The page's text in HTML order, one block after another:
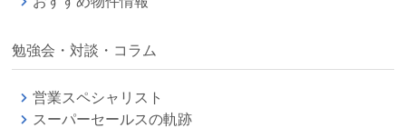
勉強会・対談・コラム
営業スペシャリスト
スーパーセールスの軌跡